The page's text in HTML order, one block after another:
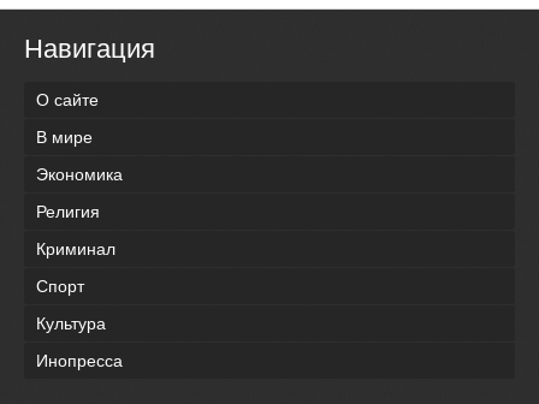
Навигация
О сайте
В мире
Экономика
Религия
Криминал
Спорт
Культура
Инопресса